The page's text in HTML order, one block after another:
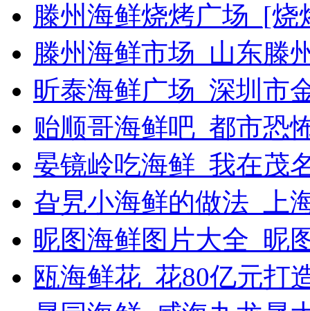
滕州海鲜烧烤广场_[
滕州海鲜市场_山东滕
昕泰海鲜广场_深圳市
贻顺哥海鲜吧_都市恐
晏镜岭吃海鲜_我在茂
旮旯小海鲜的做法_上
昵图海鲜图片大全_昵
瓯海鲜花_花80亿元打